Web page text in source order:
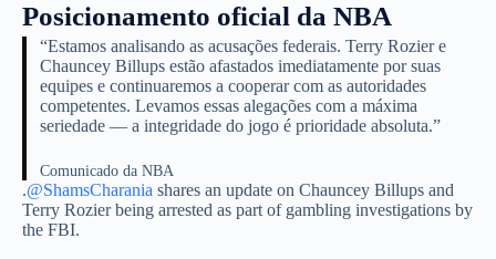
Posicionamento oficial da NBA
“Estamos analisando as acusações federais. Terry Rozier e
Chauncey Billups estão afastados imediatamente por suas
equipes e continuaremos a cooperar com as autoridades
competentes. Levamos essas alegações com a máxima
seriedade — a integridade do jogo é prioridade absoluta.”
Comunicado da NBA
.@ShamsCharania shares an update on Chauncey Billups and
Terry Rozier being arrested as part of gambling investigations by
the FBI.